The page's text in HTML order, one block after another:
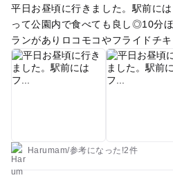
いく感じで 臨海公園自体にレスト
のところにはないので 持ってくこ
平日お昼頃に行きました。駅前に
って公園内で食べても良し◎10分
ランがありロコモコやフライドチ
ニューもありました。待つことな
多いので騒いでも気になることは
くテントをはって寛げる場所やバ
していました😪
Harumam/参考になった!2件